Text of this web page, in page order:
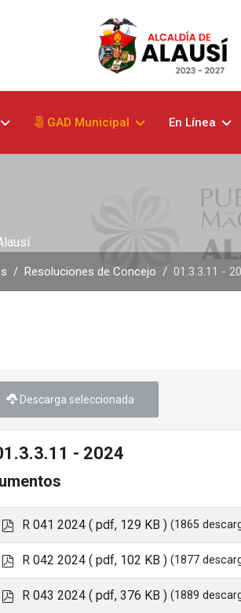
GAD Municipal En Línea
Resoluciones de Concejo 01.3.3.11 -
Descarga seleccionada
- 2024
pR 041 2024 ( pdf, 129 KB ) (1865
p
d
R 042 2024 ( pdf, 102 KB ) (1877
pR 043 2024 ( pdf, 376 KB ) (1889